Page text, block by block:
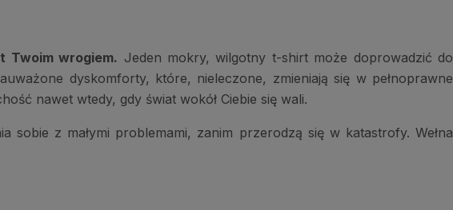
Twoim wrogiem. Jeden mokry, wilgotny t-shirt może doprowadzić do
dyskomforty, które, nieleczone, zmieniają się w pełnoprawne
nawet wtedy, gdy świat wokół Ciebie się wali.
z małymi problemami, zanim przerodzą się w katastrofy. Wełna